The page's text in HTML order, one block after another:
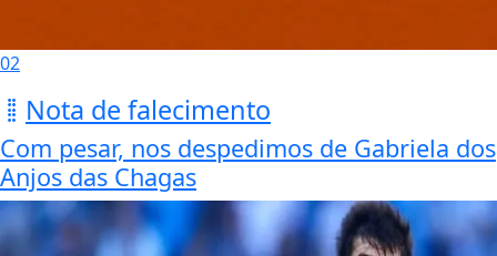
02
Nota de falecimento
Com pesar, nos despedimos de Gabriela dos
Anjos das Chagas